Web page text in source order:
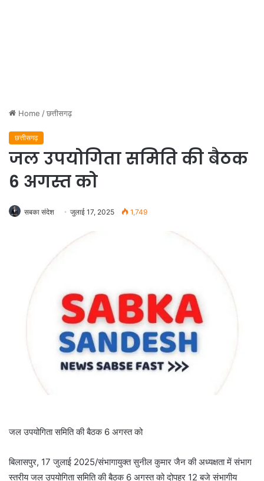
Home /छत्तीसगढ़
छत्तीसगढ़
जल उपयोगिता समिति की बैठक
6 अगस्त को
सबका संदेश जुलाई 17, 2025 1,749
जल उपयोगिता समिति की बैठक 6 अगस्त को
बिलासपुर, 17 जुलाई 2025/संभागायुक्त सुनील कुमार जैन की अध्यक्षता में संभाग
स्तरीय जल उपयोगिता समिति की बैठक 6 अगस्त को दोपहर 12 बजे संभागीय